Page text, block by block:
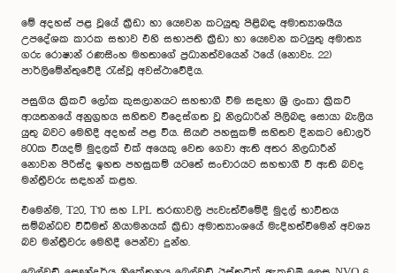
මේ අදහස් පළ වූයේ ක්‍රීඩා හා යෞවන කටයුතු පිළිබඳ අමාත්‍යාශයීය
උපදේශක කාරක සභාව එහි සභාපති ක්‍රීඩා හා යෞවන කටයුතු අමාත්‍ය
ගරු රොෂාන් රණසිංහ මහතාගේ ප්‍රධානත්වයෙන් ඊයේ (නොවැ. 22)
පාර්ලිමේන්තුවේදී රැස්වූ අවස්ථාවේදීය.
පසුගිය ‍ක්‍රිකට් ලෝක කුසලානයට සහභාගී වීම සඳහා ශ්‍රී ලංකා ක්‍රිකට්
ආයතනයේ අනුග්‍රහය සහිතව විදෙස්ගත වූ නිලධාරින් පිලිබඳ සොයා බැලිය
යුතු බවට මෙහිදී අදහස් පළ විය. සියළු පහසුකම් සහිතව දිනකට ඩොලර්
800ක වියදම් මුදලක් එක් අයෙකු වෙත ගෙවා ඇති අතර නිලධාරීන්
නොවන පිරිස්ද ඉහත පහසුකම් යටතේ සංචාරයට සහභාගී වී ඇති බවද
මන්ත්‍රීවරු සඳහන් කළහ.
එමෙන්ම, T20, T10 සහ LPL තරඟාවලි පැවැත්වීමේදී මුදල් භාවිතය
සම්බන්ධව විධිමත් නියාමනයක් ක්‍රිඩා අමාත්‍යාංශයේ මැදිහත්වීමෙන් අවශ්‍ය
බව මන්ත්‍රීවරු මෙහිදී පෙන්වා දුන්හ.